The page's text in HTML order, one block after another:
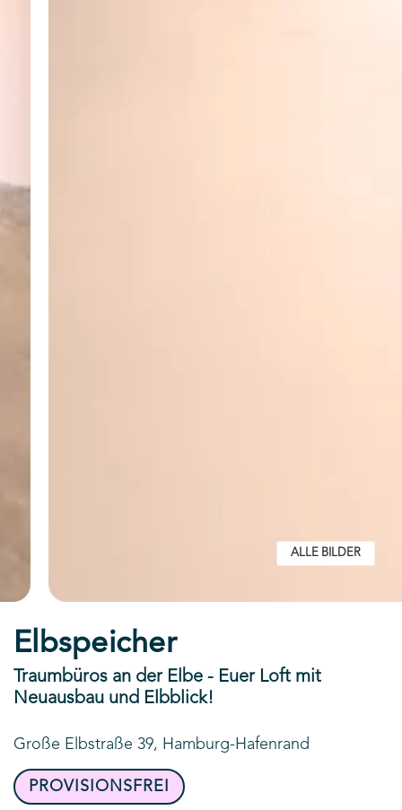
ALLE BILDER
Elbspeicher
Traumbüros an der Elbe - Euer Loft mit
Neuausbau und Elbblick!
Große Elbstraße 39, Hamburg-Hafenrand
PROVISIONSFREI